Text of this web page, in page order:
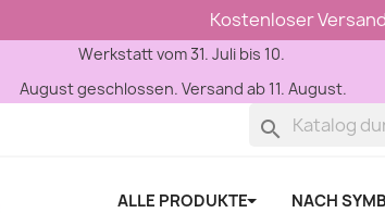
Kostenloser
Werkstatt vom 31. Juli bis 10.
August geschlossen. Versand ab 11. August.
search
ALLE PRODUKTE NACH